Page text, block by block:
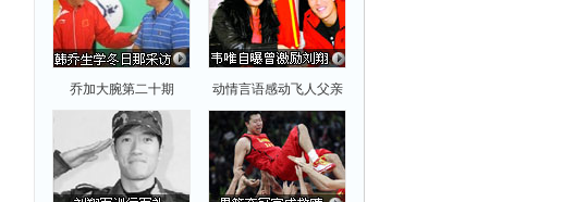
乔加大腕第二十期 动情言语感动飞人父亲